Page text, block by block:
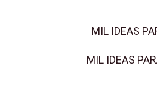
MIL IDEAS